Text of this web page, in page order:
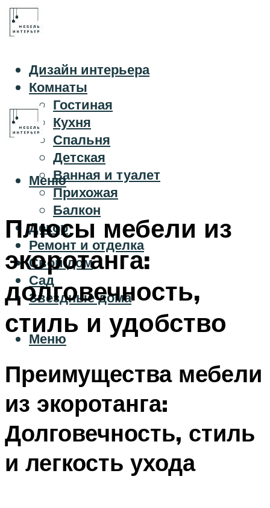
Дизайн интерьера
Комнаты
Гостиная
Кухня
Спальня
Детская
Ванная и туалет
Прихожая
Балкон
Декор
Ремонт и отделка
Свой дом
Сад
Звездные дома
Меню
Меню
Плюсы мебели из
экоротанга:
долговечность,
стиль и удобство
Преимущества мебели
из экоротанга:
Долговечность, стиль
и легкость ухода